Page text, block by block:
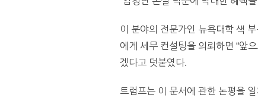
이 분야의 전문가인 뉴욕대학 섁
에게 세무 컨설팅을 의뢰하면 “앞
겠다고 덧붙였다.
트럼프는 이 문서에 관한 논평을